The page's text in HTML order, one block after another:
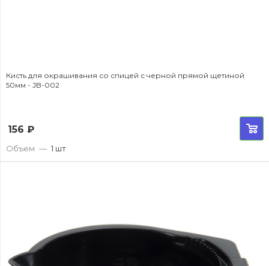
Кисть для окрашивания со спицей с черной прямой щетиной
50мм - JB-002
156 ₽
Объем — 1 шт